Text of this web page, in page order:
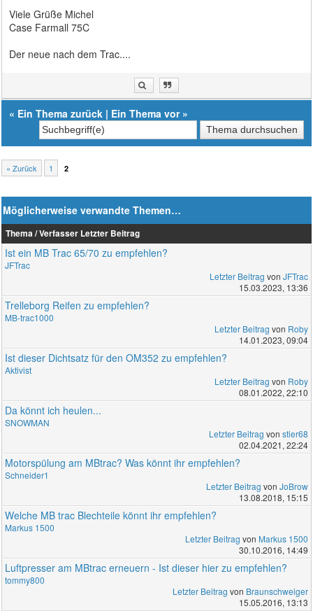
Viele Grüße Michel
Case Farmall 75C
Der neue nach dem Trac....
« Ein Thema zurück | Ein Thema vor»
« Zurück 1 2
Möglicherweise verwandte Themen…
Thema / Verfasser Letzter Beitrag
Ist ein MB Trac 65/70 zu empfehlen?
JFTrac
Letzter Beitrag von JFTrac
15.03.2023, 13:36
Trelleborg Reifen zu empfehlen?
MB-trac1000
Letzter Beitrag von Roby
14.01.2023, 09:04
Ist dieser Dichtsatz für den OM352 zu empfehlen?
Aktivist
Letzter Beitrag von Roby
08.01.2022, 22:10
Da könnt ich heulen...
SNOWMAN
Letzter Beitrag von stier68
02.04.2021, 22:24
Motorspülung am MBtrac? Was könnt ihr empfehlen?
Schneider1
Letzter Beitrag von JoBrow
13.08.2018, 15:15
Welche MB trac Blechteile könnt ihr empfehlen?
Markus 1500
Letzter Beitrag von Markus 1500
30.10.2016, 14:49
Luftpresser am MBtrac erneuern - Ist dieser hier zu empfehlen?
tommy800
Letzter Beitrag von Braunschweiger
15.05.2016, 13:13